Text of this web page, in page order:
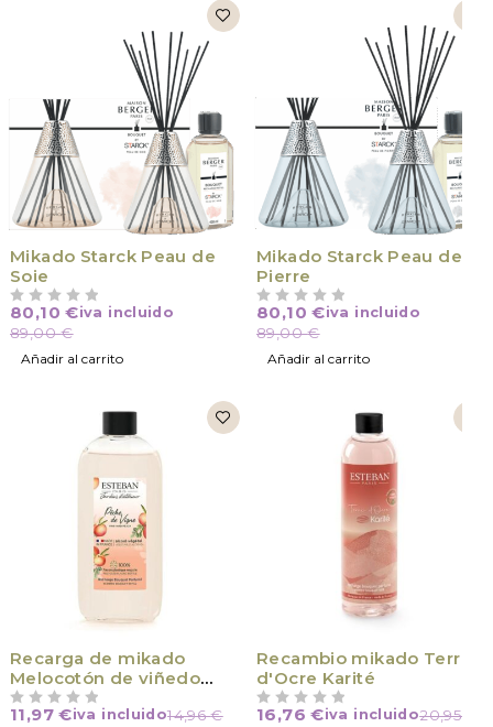
Mikado Starck Peau de
Soie
89,00€
80,10€iva incluido
Añadir al carrito
Mikado Starck Peau de
Pierre
89,00€
80,10€iva incluido
Añadir al carrito
Recarga de mikado
Melocotón de viñedo
200 ml
14,96€
11,97€iva incluido
Recambio mikado Terre
d'Ocre Karité
20,95
16,76€iva incluido